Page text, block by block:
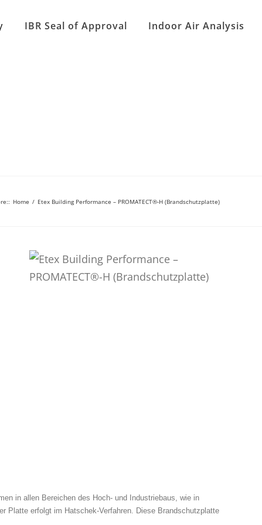
IBR Seal of Approval Indoor Air Analysis
: Home / Etex Building Performance – PROMATECT®-H (Brandschutzplatte)
in allen Bereichen des Hoch- und Industriebaus, wie in
Platte erfolgt im Hatschek-Verfahren. Diese Brandschutzplatte